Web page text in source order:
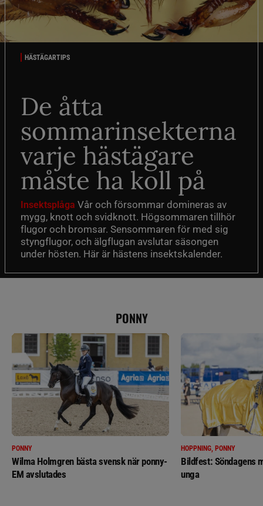
HÄSTÄGARTIPS
De åtta
sommarinsekterna
varje hästägare
måste ha koll på
Insektsplåga Vår och försommar domineras av
mygg, knott och svidknott. Högsommaren tillhör
flugor och bromsar. Sensommaren för med sig
styngflugor, och älgflugan avslutar säsongen
under hösten. Här är hästens insektskalender.
PONNY
PONNY
Wilma Holmgren bästa svensk när ponny-
EM avslutades
HOPPNING, PONNY
Bildfest: Söndagens
unga